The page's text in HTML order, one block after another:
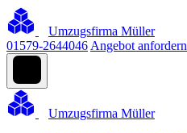
Umzugsfirma Müller
01579-2644046 Angebot anfordern
Umzugsfirma Müller